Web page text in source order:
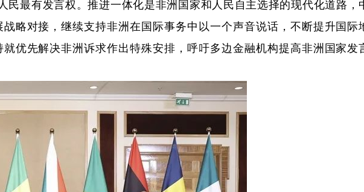
最有发言权。推进一体化是非洲国家和人民自主选择的现代化道路，
略对接，继续支持非洲在国际事务中以一个声音说话，不断提升国际
优先解决非洲诉求作出特殊安排，呼吁多边金融机构提高非洲国家发